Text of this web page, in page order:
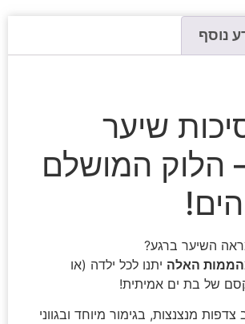
נוסף
שיער
הלוק המושלם
השיער ברגע?
האלה יתנו לכל ילדה (או
של בת ים אמיתית!
מנצנצות, בגימור מיוחד ובגווני